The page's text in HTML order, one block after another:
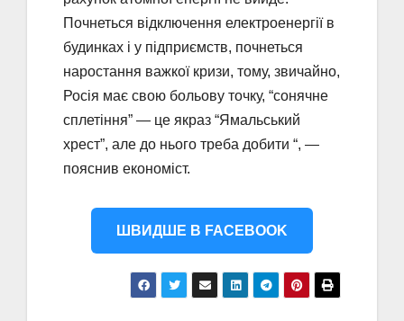
Почнеться відключення електроенергії в
будинках і у підприємств, почнеться
наростання важкої кризи, тому, звичайно,
Росія має свою больову точку, “сонячне
сплетіння” — це якраз “Ямальський
хрест”, але до нього треба добити “, —
пояснив економіст.
ШВИДШЕ В FACEBOOK